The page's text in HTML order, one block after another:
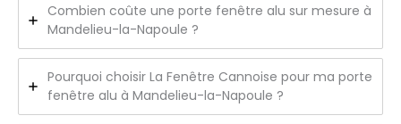
Combien coûte une porte fenêtre alu sur mesure à
Mandelieu-la-Napoule ?
Pourquoi choisir La Fenêtre Cannoise pour ma porte
fenêtre alu à Mandelieu-la-Napoule ?